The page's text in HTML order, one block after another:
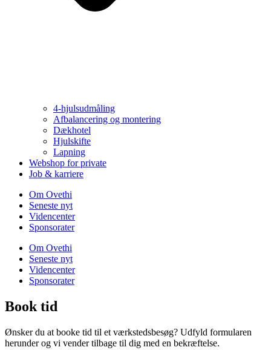
4-hjulsudmåling
Afbalancering og montering
Dækhotel
Hjulskifte
Lapning
Webshop for private
Job & karriere
Om Ovethi
Seneste nyt
Videncenter
Sponsorater
Om Ovethi
Seneste nyt
Videncenter
Sponsorater
Book tid
Ønsker du at booke tid til et værkstedsbesøg? Udfyld formularen
herunder og vi vender tilbage til dig med en bekræftelse.